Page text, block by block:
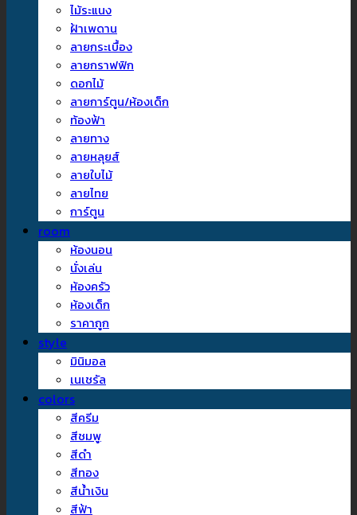
ไม้ระแนง
ฝ้าเพดาน
ลายกระเบื้อง
ลายกราฟฟิก
ดอกไม้
ลายการ์ตูน/ห้องเด็ก
ท้องฟ้า
ลายทาง
ลายหลุยส์
ลายใบไม้
ลายไทย
การ์ตูน
room
ห้องนอน
นั่งเล่น
ห้องครัว
ห้องเด็ก
ราคาถูก
style
มินิมอล
เนเชรัล
colors
สีครีม
สีชมพู
สีดำ
สีทอง
สีน้ำเงิน
สีฟ้า